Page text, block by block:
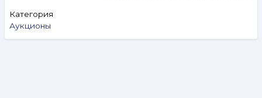
Категория
Аукционы